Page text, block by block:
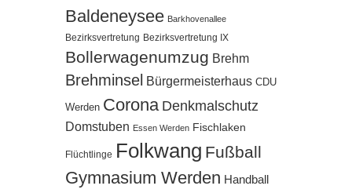
Baldeneysee Barkhovenallee
Bezirksvertretung Bezirksvertretung IX
Bollerwagenumzug Brehm
Brehminsel Bürgermeisterhaus CDU
Werden Corona Denkmalschutz
Domstuben Essen Werden Fischlaken
Flüchtlinge Folkwang Fußball
Gymnasium Werden Handball